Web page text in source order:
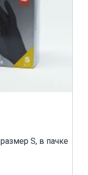
S, в пачке